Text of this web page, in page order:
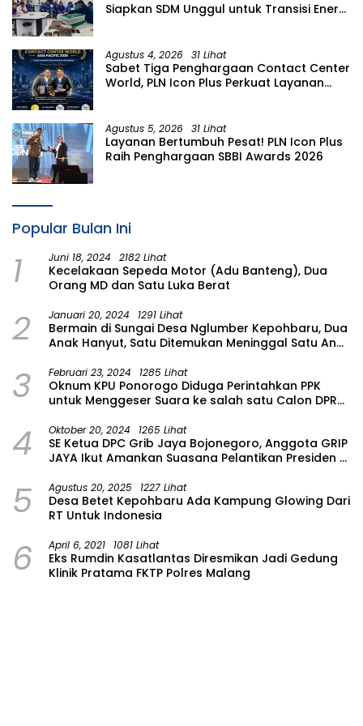
Siapkan SDM Unggul untuk Transisi Energi
Agustus 4, 2026 31 Lihat
Sabet Tiga Penghargaan Contact Center
World, PLN Icon Plus Perkuat Layanan
Agustus 5, 2026 31 Lihat
Layanan Bertumbuh Pesat! PLN Icon Plus
Raih Penghargaan SBBI Awards 2026
Popular Bulan Ini
1 Juni 18, 2024 2182 Lihat
Kecelakaan Sepeda Motor (Adu Banteng), Dua
Orang MD dan Satu Luka Berat
2 Januari 20, 2024 1291 Lihat
Bermain di Sungai Desa Nglumber Kepohbaru, Dua
Anak Hanyut, Satu Ditemukan Meninggal Satu Anak
3 Februari 23, 2024 1285 Lihat
Oknum KPU Ponorogo Diduga Perintahkan PPK
untuk Menggeser Suara ke salah satu Calon DPRD
4 Oktober 20, 2024 1265 Lihat
SE Ketua DPC Grib Jaya Bojonegoro, Anggota GRIP
JAYA Ikut Amankan Suasana Pelantikan Presiden di
5 Agustus 20, 2025 1227 Lihat
Desa Betet Kepohbaru Ada Kampung Glowing Dari
RT Untuk Indonesia
6 April 6, 2021 1081 Lihat
Eks Rumdin Kasatlantas Diresmikan Jadi Gedung
Klinik Pratama FKTP Polres Malang